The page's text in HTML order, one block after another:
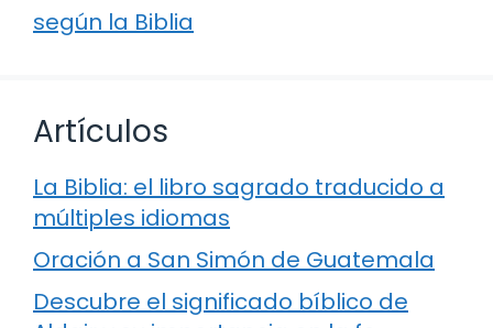
según la Biblia
Artículos
La Biblia: el libro sagrado traducido a
múltiples idiomas
Oración a San Simón de Guatemala
Descubre el significado bíblico de